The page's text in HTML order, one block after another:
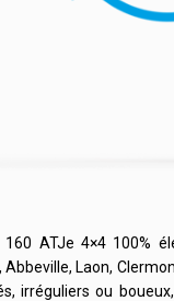
160 ATJe 4×4 100%
Laon,
irréguliers ou